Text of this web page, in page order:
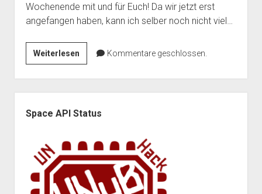
dropdown
Datenschutzerklärung und Verfügbarkeit der Dienste
menu
Satzung
(Förder)Mitglied werden
Impressum
Wochenende mit und für Euch! Da wir jetzt erst
angefangen haben, kann ich selber noch nicht viel…
WeiterlesenWir
planen
ein
Event!!!
Kommentare geschlossen.
Space API Status